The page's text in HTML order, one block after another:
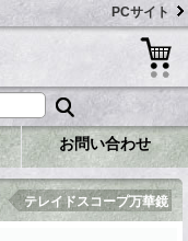
PCサイト
お問い合わせ
テレイドスコープ万華鏡